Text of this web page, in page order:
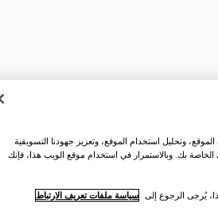
وتحليل استخدام الموقع، وتعزيز جهودنا التسويقية
بك. وبالاستمرار في استخدام موقع الويب هذا، فإنك
يُرجى الرجوع إلى سياسة ملفات تعريف الارتباط